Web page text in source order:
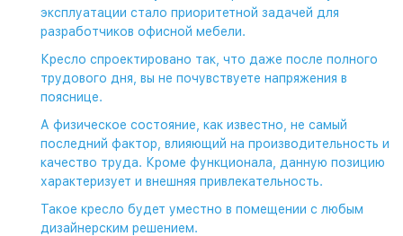
эксплуатации стало приоритетной задачей для
разработчиков офисной мебели.
Кресло спроектировано так, что даже после полного
трудового дня, вы не почувствуете напряжения в
пояснице.
А физическое состояние, как известно, не самый
последний фактор, влияющий на производительность и
качество труда. Кроме функционала, данную позицию
характеризует и внешняя привлекательность.
Такое кресло будет уместно в помещении с любым
дизайнерским решением.